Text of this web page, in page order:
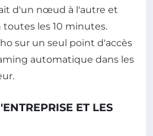
d'un nœud à l'autre et
les 10 minutes.
sur un seul point d'accès
automatique dans les
ET LES